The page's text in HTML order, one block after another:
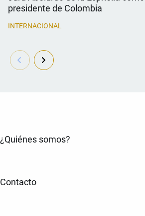
presidente de Colombia
INTERNACIONAL
¿Quiénes somos?
Contacto